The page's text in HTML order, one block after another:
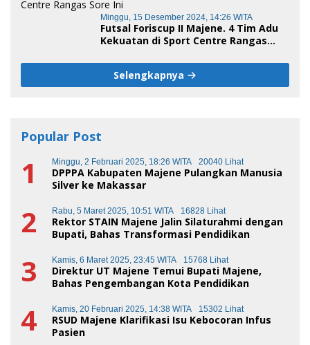
Minggu, 15 Desember 2024, 14:26 WITA
Futsal Foriscup II Majene. 4 Tim Adu
Kekuatan di Sport Centre Rangas
Selengkapnya
Popular Post
1 Minggu, 2 Februari 2025, 18:26 WITA 20040 Lihat
DPPPA Kabupaten Majene Pulangkan Manusia
Silver ke Makassar
2 Rabu, 5 Maret 2025, 10:51 WITA 16828 Lihat
Rektor STAIN Majene Jalin Silaturahmi dengan
Bupati, Bahas Transformasi Pendidikan
3 Kamis, 6 Maret 2025, 23:45 WITA 15768 Lihat
Direktur UT Majene Temui Bupati Majene,
Bahas Pengembangan Kota Pendidikan
4 Kamis, 20 Februari 2025, 14:38 WITA 15302 Lihat
RSUD Majene Klarifikasi Isu Kebocoran Infus
Pasien